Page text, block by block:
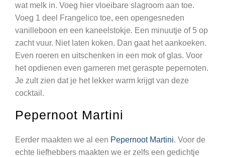
wat melk in. Voeg hier vloeibare slagroom aan toe.
Voeg 1 deel Frangelico toe, een opengesneden
vanilleboon en een kaneelstokje. Een minuutje of 5 op
zacht vuur. Niet laten koken. Dan gaat het aankoeken.
Even roeren en uitschenken in een mok of glas. Voor
het opdienen even garneren met geraspte pepernoten.
Je zult zien dat je het lekker warm krijgt van deze
cocktail.
Pepernoot Martini
Eerder maakten we al een Pepernoot Martini. Voor de
echte liefhebbers maakten we er zelfs een gedichtje